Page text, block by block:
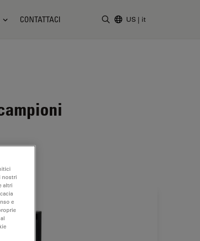
CONTATTACI US | it
nostri
altri
e